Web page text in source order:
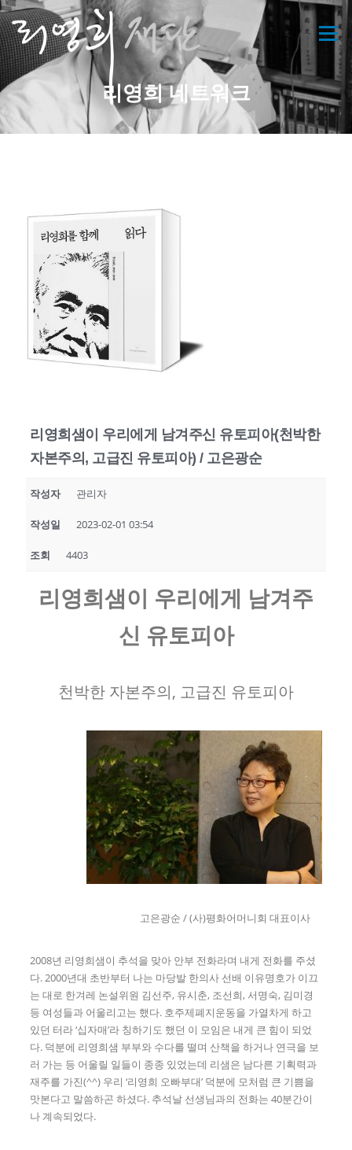
콘
텐
츠
로
바
로
가
기
메뉴
리영희 네트워크
리영희샘이 우리에게 남겨주신 유토피아(천박한
자본주의, 고급진 유토피아) / 고은광순
작성자 관리자
작성일 2023-02-01 03:54
조회 4403
리영희샘이 우리에게 남겨주
신 유토피아
천박한 자본주의, 고급진 유토피아
고은광순 / (사)평화어머니회 대표이사
2008년 리영희샘이 추석을 맞아 안부 전화라며 내게 전화를 주셨
다. 2000년대 초반부터 나는 마당발 한의사 선배 이유명호가 이끄
는 대로 한겨레 논설위원 김선주, 유시춘, 조선희, 서명숙, 김미경
등 여성들과 어울리고는 했다. 호주제폐지운동을 가열차게 하고
있던 터라 ‘십자매’라 칭하기도 했던 이 모임은 내게 큰 힘이 되었
다. 덕분에 리영희샘 부부와 수다를 떨며 산책을 하거나 연극을 보
러 가는 등 어울릴 일들이 종종 있었는데 리샘은 남다른 기획력과
재주를 가진(^^) 우리 ‘리영희 오빠부대’ 덕분에 모처럼 큰 기쁨을
맛본다고 말씀하곤 하셨다. 추석날 선생님과의 전화는 40분간이
나 계속되었다.